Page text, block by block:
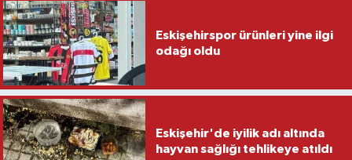
Eskişehirspor ürünleri yine ilgi
odağı oldu
Eskişehir'de iyilik adı altında
hayvan sağlığı tehlikeye atıldı